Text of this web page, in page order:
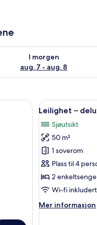
I morgen
aug. 7 - aug. 8
for i morgen,
blendingsgardiner og
Åpne
alle
bildene
av
Leilighet
–
deluxe,
1
sjøutsikt
7
Leilighet –
Sjøutsikt
50 m²
1 soverom
Plass til 4
2
Wi-fi inkludert
Mer informasjon
Mer